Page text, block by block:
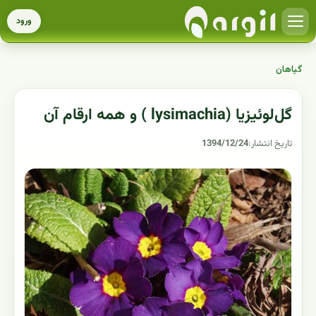
ورود
گیاهان
گل‌لوئیزیا (lysimachia ) و همه ارقام آن
تاریخ انتشار:1394/12/24